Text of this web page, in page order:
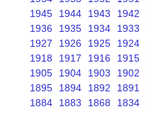
1945
1944 1943 1942
1936
1935 1934 1933
1927
1926 1925 1924
1918
1917 1916 1915
1905
1904 1903 1902
1895
1894 1892 1891
1884
1883 1868 1834